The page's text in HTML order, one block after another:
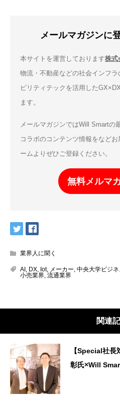
メールマガジンに
本サイトを運営しております株
物流・不動産などの社会インフ
ビリティテックを活用した
ます。
メールマガジンではWill Smartの
コラボのコンテンツ情報をなど
ームよりぜひご登録ください。
無料メルマ
業界人に聞く
AI DX Iot, メーカー 中央大学ビジ
小売業界 流通業界
関連
【Special社
彰氏×Will